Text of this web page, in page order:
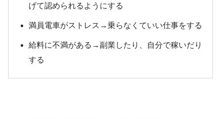
げて認められるようにする
満員電車がストレス→乗らなくていい仕事をする
給料に不満がある→副業したり、自分で稼いだり
する